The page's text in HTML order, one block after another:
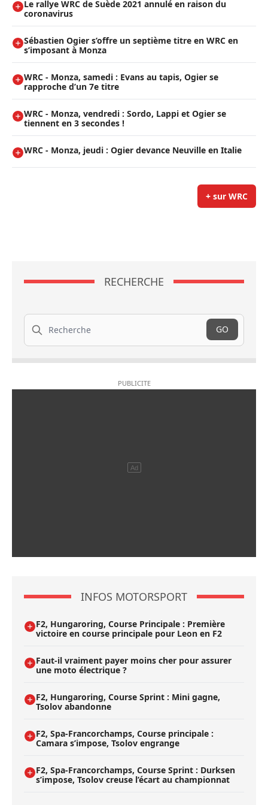
Le rallye WRC de Suède 2021 annulé en raison du
coronavirus
Sébastien Ogier s’offre un septième titre en WRC en
s’imposant à Monza
WRC - Monza, samedi : Evans au tapis, Ogier se
rapproche d’un 7e titre
WRC - Monza, vendredi : Sordo, Lappi et Ogier se
tiennent en 3 secondes !
WRC - Monza, jeudi : Ogier devance Neuville en Italie
+ sur WRC
RECHERCHE
Recherche
GO
INFOS MOTORSPORT
F2, Hungaroring, Course Principale : Première
victoire en course principale pour Leon en F2
Faut-il vraiment payer moins cher pour assurer
une moto électrique ?
F2, Hungaroring, Course Sprint : Mini gagne,
Tsolov abandonne
F2, Spa-Francorchamps, Course principale :
Camara s’impose, Tsolov engrange
F2, Spa-Francorchamps, Course Sprint : Durksen
s’impose, Tsolov creuse l’écart au championnat